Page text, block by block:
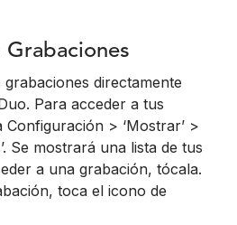
Grabaciones
directamente
Para acceder a tus
> ‘Mostrar’ >
Se mostrará una lista de tus
a una grabación, tócala.
toca el icono de